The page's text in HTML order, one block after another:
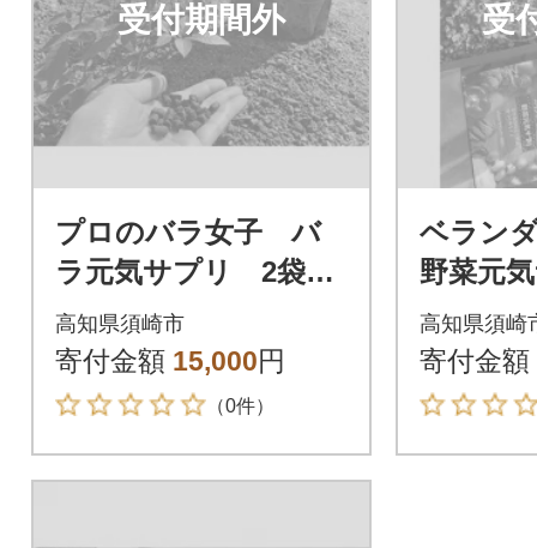
受付期間外
プロのバラ女子 バ
ラ元気サプリ 2袋セ
ット
高知県須崎市
寄付金額 15,000円
（0件）
受
ベラン
野菜元
セット
高知県須崎
寄付金額